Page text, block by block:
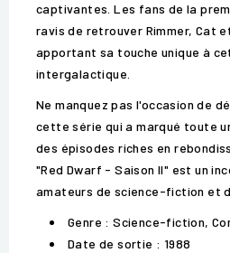
captivantes. Les fans de la
ravis de retrouver Rimmer, Cat
apportant sa touche unique à
intergalactique.
Ne manquez pas l'occasion de
cette série qui a marqué toute
des épisodes riches en
"Red Dwarf - Saison II" est un
amateurs de science-fiction et
Genre : Science-fiction,
Date de sortie : 1988